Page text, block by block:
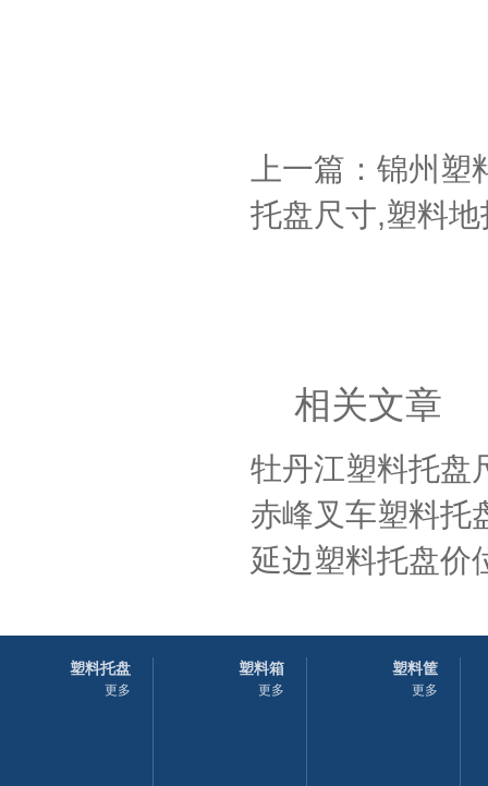
上一篇：锦州
托盘尺寸,塑料
相关文章
牡丹江塑料托盘
赤峰叉车塑料托
延边塑料托盘价
塑料托盘
更多
塑料箱
更多
塑料筐
更多